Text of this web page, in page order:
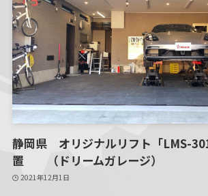
静岡県 オリジナルリフト「LMS-
置 （ドリームガレージ）
2021年12月1日